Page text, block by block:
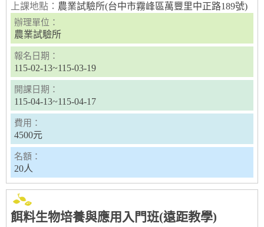
上課地點： 農業試驗所(台中市霧峰區萬豐里中正路189號)
辦理單位：
農業試驗所
報名日期：
115-02-13~115-03-19
開課日期：
115-04-13~115-04-17
費用：
4500元
名額：
20人
餌料生物培養與應用入門班(遠距教學)